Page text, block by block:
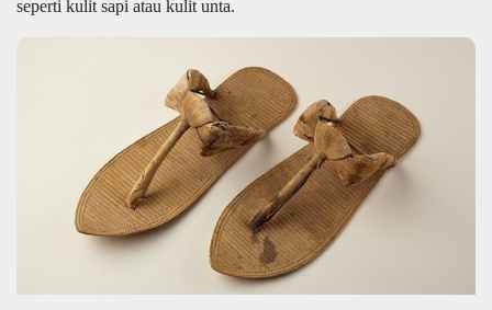
seperti kulit sapi atau kulit unta.